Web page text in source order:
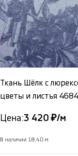
Ткань Шёлк с
цветы и листья
Цена:3 420 ₽/м
В наличии 18.40 м